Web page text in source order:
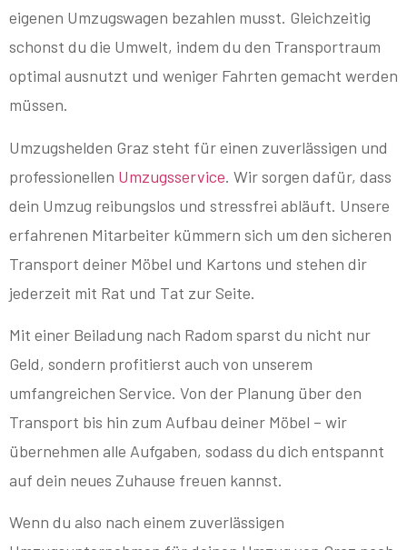
eigenen Umzugswagen bezahlen musst. Gleichzeitig
schonst du die Umwelt, indem du den Transportraum
optimal ausnutzt und weniger Fahrten gemacht werden
müssen.
Umzugshelden Graz steht für einen zuverlässigen und
professionellen Umzugsservice. Wir sorgen dafür, dass
dein Umzug reibungslos und stressfrei abläuft. Unsere
erfahrenen Mitarbeiter kümmern sich um den sicheren
Transport deiner Möbel und Kartons und stehen dir
jederzeit mit Rat und Tat zur Seite.
Mit einer Beiladung nach Radom sparst du nicht nur
Geld, sondern profitierst auch von unserem
umfangreichen Service. Von der Planung über den
Transport bis hin zum Aufbau deiner Möbel – wir
übernehmen alle Aufgaben, sodass du dich entspannt
auf dein neues Zuhause freuen kannst.
Wenn du also nach einem zuverlässigen